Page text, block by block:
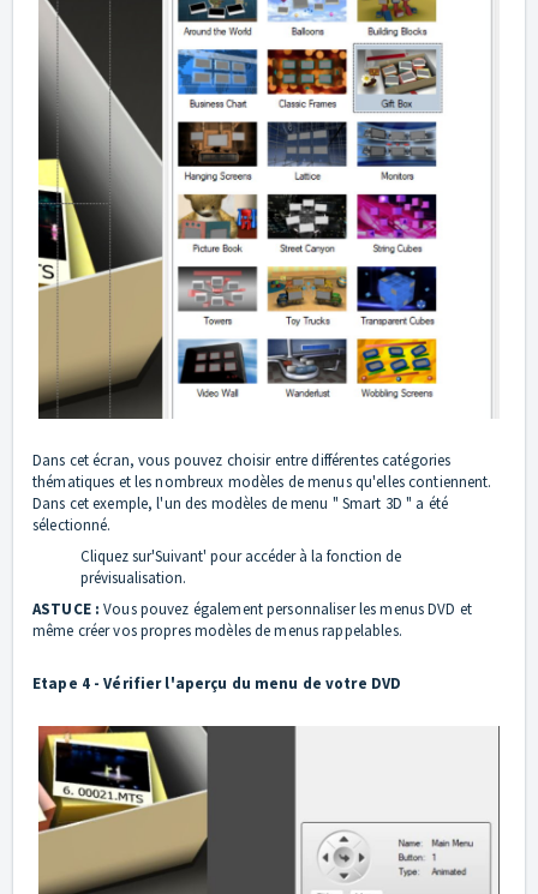
Dans cet écran, vous pouvez choisir entre différentes catégories
thématiques et les nombreux modèles de menus qu'elles contiennent.
Dans cet exemple, l'un des modèles de menu " Smart 3D " a été
sélectionné.
Cliquez sur'Suivant' pour accéder à la fonction de
prévisualisation.
ASTUCE : Vous pouvez également personnaliser les menus DVD et
même créer vos propres modèles de menus rappelables.
Etape 4 - Vérifier l'aperçu du menu de votre DVD